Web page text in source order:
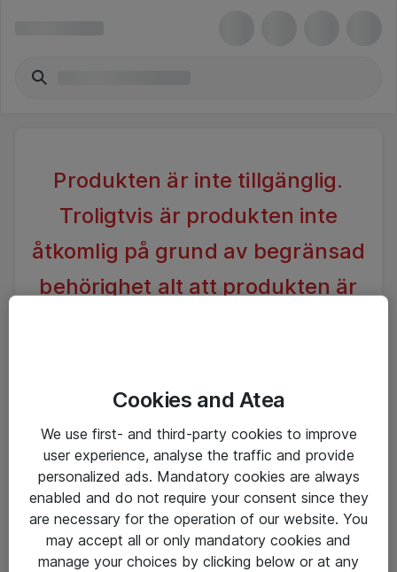
Produkten är inte tillgänglig.
Troligtvis är produkten inte
åtkomlig på grund av begränsad
behörighet alt att produkten är
Hitta direkt
Om eShop
Cookies and Atea
We use first- and third-party cookies to improve
user experience, analyse the traffic and provide
personalized ads. Mandatory cookies are always
enabled and do not require your consent since they
are necessary for the operation of our website. You
may accept all or only mandatory cookies and
manage your choices by clicking below or at any